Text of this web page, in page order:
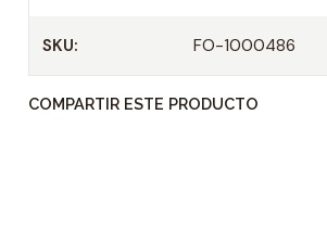
Adecuado para todas las
mangos en T
Profundidad 35 mm.
SKU: FO-1000486
COMPARTIR ESTE PRODUCTO